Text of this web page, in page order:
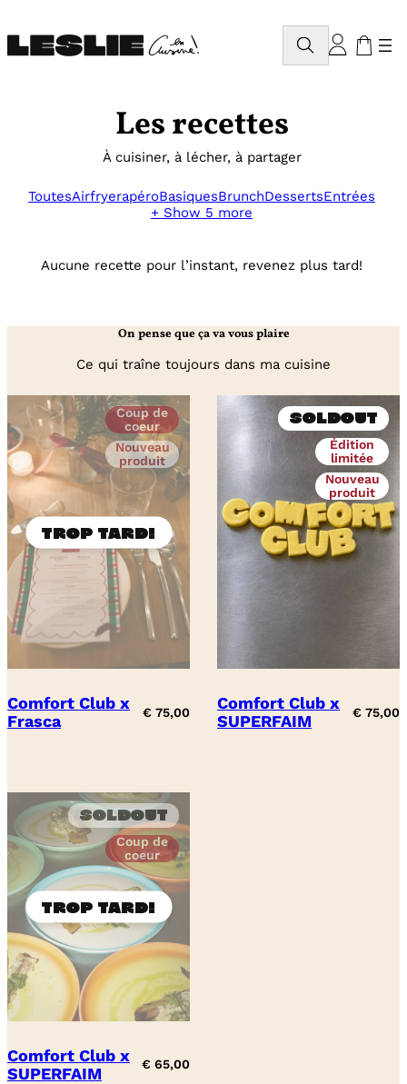
au
contenu
Rechercher
Les recettes
À cuisiner, à lécher, à partager
ToutesAirfryerapéroBasiquesBrunchDessertsEntrées
+ Show 5 more
Aucune recette pour l’instant, revenez plus tard!
On pense que ça va vous plaire
Ce qui traîne toujours dans ma cuisine
Coup de
coeur
Nouveau
produit
Comfort Club x
Frasca
€ 75,00
Soldout
Édition
limitée
Nouveau
produit
Comfort Club x
SUPERFAIM
€ 75,00
Soldout
Coup de
coeur
Comfort Club x
SUPERFAIM
€ 65,00